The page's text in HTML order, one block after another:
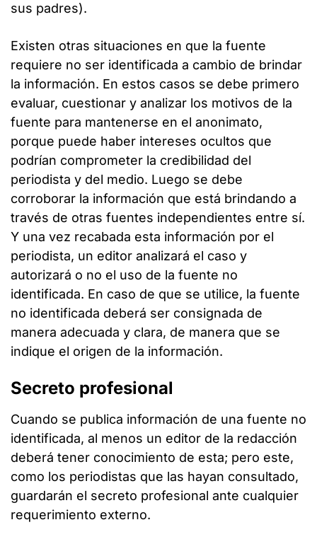
sus padres).
Existen otras situaciones en que la fuente
requiere no ser identificada a cambio de brindar
la información. En estos casos se debe primero
evaluar, cuestionar y analizar los motivos de la
fuente para mantenerse en el anonimato,
porque puede haber intereses ocultos que
podrían comprometer la credibilidad del
periodista y del medio. Luego se debe
corroborar la información que está brindando a
través de otras fuentes independientes entre sí.
Y una vez recabada esta información por el
periodista, un editor analizará el caso y
autorizará o no el uso de la fuente no
identificada. En caso de que se utilice, la fuente
no identificada deberá ser consignada de
manera adecuada y clara, de manera que se
indique el origen de la información.
Secreto profesional
Cuando se publica información de una fuente no
identificada, al menos un editor de la redacción
deberá tener conocimiento de esta; pero este,
como los periodistas que las hayan consultado,
guardarán el secreto profesional ante cualquier
requerimiento externo.